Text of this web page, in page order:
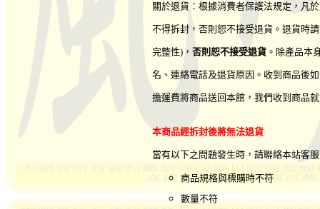
關於退貨：根據消費者保護法規定，凡
不得拆封，否則恕不接受退貨。退貨時
完整性)， 否則恕不接受退貨 。 除產品本
名、連絡電話及退貨原因。收到商品後
擔運費將商品送回本館，我們收到商品
本商品經拆封後將無法退貨
當有以下之問題發生時，請聯絡本站客
商品規格與標購時不符
數量不符